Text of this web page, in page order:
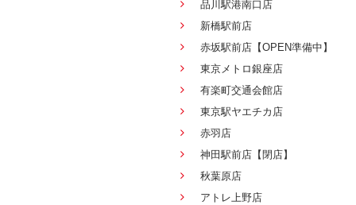
品川駅港南口店
新橋駅前店
赤坂駅前店【OPEN準備中】
東京メトロ銀座店
有楽町交通会館店
東京駅ヤエチカ店
赤羽店
神田駅前店【閉店】
秋葉原店
アトレ上野店